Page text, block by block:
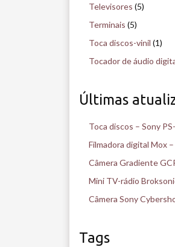
Televisores (5)
Terminais (5)
Toca discos-vinil (1)
Tocador de áudio
Últimas
Toca discos – Sony
Filmadora digital Mox
Câmera Gradiente
Mini TV-rádio
Câmera Sony
Tags